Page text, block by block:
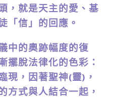
，就是天主的愛、基
「信」的回應。
中的奧跡幅度的復
擺脫法律化的色彩：
現，因著聖神(靈)，
方式與人結合一起，